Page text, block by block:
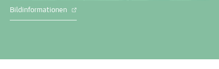
Bildinformationen